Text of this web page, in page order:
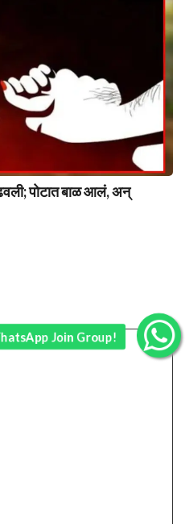
पोटात बाळ आलं, अन्
Join Group!